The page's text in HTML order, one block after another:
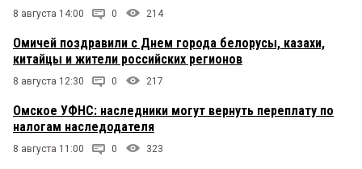
8 августа 14:00 0 214
Омичей поздравили с Днем города белорусы, казахи,
китайцы и жители российских регионов
8 августа 12:30 0 217
Омское УФНС: наследники могут вернуть переплату по
налогам наследодателя
8 августа 11:00 0 323